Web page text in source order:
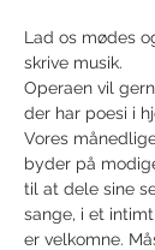
Lad os mødes
skrive musik.
Operaen vil
der har poesi i
Vores
byder på
til at dele sine
sange, i et
er velkomne.